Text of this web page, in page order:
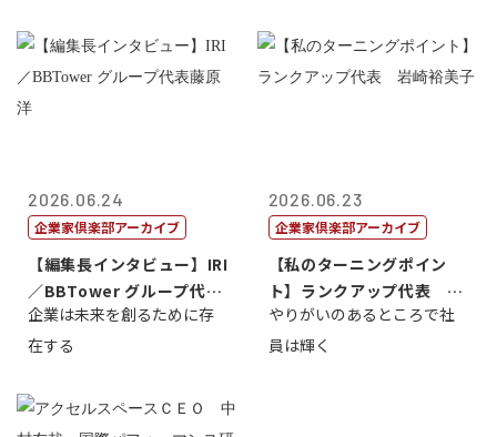
2026.06.24
企業家倶楽部アーカイブ
【編集長インタビュー】IRI
／BBTower グループ代表
藤...
企業は未来を創るために存
在する
2026.06.23
企業家倶楽部アーカイブ
【私のターニングポイン
ト】ランクアップ代表 岩
崎裕美子
やりがいのあるところで社
員は輝く